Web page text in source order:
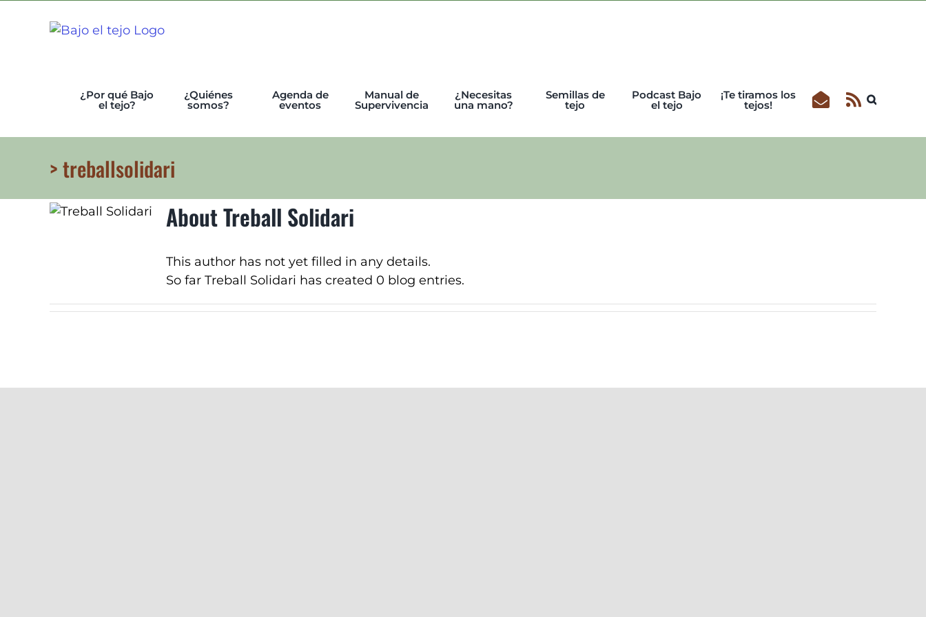
¿Por qué Bajo
el tejo?
¿Quiénes
somos?
Agenda de
eventos
Manual de
Supervivencia
¿Necesitas
una mano?
Semillas de
tejo
Podcast Bajo
el tejo
¡Te tiramos los
tejos!
> treballsolidari
AboutTreball Solidari
This author has not yet filled in any details.
So far Treball Solidari has created 0 blog entries.